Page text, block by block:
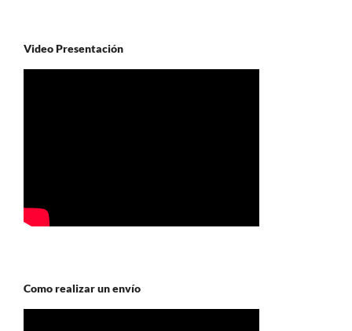
Video Presentación
Como realizar un envío